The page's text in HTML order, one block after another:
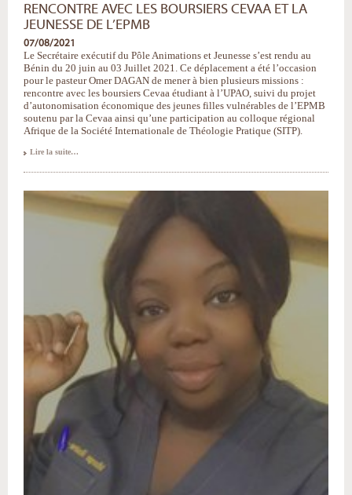
RENCONTRE AVEC LES BOURSIERS CEVAA ET LA
JEUNESSE DE L’EPMB
07/08/2021
Le Secrétaire exécutif du Pôle Animations et Jeunesse s’est rendu au
Bénin du 20 juin au 03 Juillet 2021. Ce déplacement a été l’occasion
pour le pasteur Omer DAGAN de mener à bien plusieurs missions :
rencontre avec les boursiers Cevaa étudiant à l’UPAO, suivi du projet
d’autonomisation économique des jeunes filles vulnérables de l’EPMB
soutenu par la Cevaa ainsi qu’une participation au colloque régional
Afrique de la Société Internationale de Théologie Pratique (SITP).
Rencontre
et
Jeunesse
Lire la suite…